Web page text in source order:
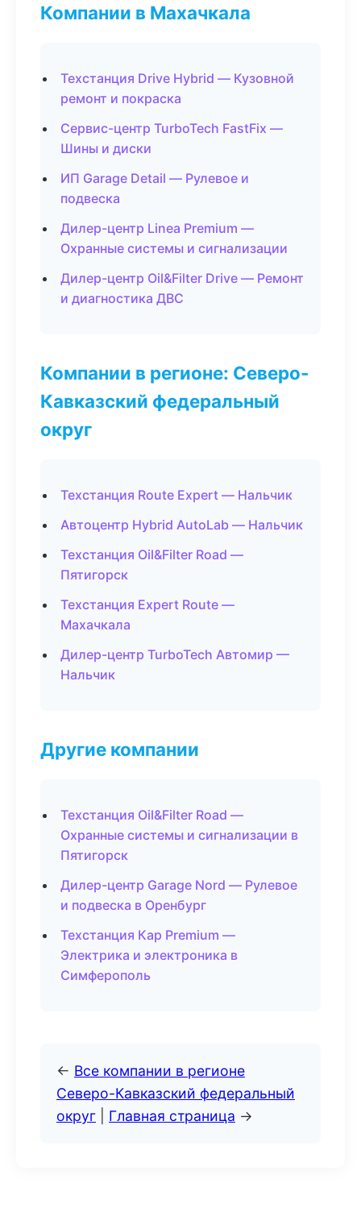
Компании в Махачкала
Техстанция Drive Hybrid — Кузовной
ремонт и покраска
Сервис-центр TurboTech FastFix —
Шины и диски
ИП Garage Detail — Рулевое и
подвеска
Дилер-центр Linea Premium —
Охранные системы и сигнализации
Дилер-центр Oil&Filter Drive — Ремонт
и диагностика ДВС
Компании в регионе: Северо-
Кавказский федеральный
округ
Техстанция Route Expert — Нальчик
Автоцентр Hybrid AutoLab — Нальчик
Техстанция Oil&Filter Road —
Пятигорск
Техстанция Expert Route —
Махачкала
Дилер-центр TurboTech Автомир —
Нальчик
Другие компании
Техстанция Oil&Filter Road —
Охранные системы и сигнализации в
Пятигорск
Дилер-центр Garage Nord — Рулевое
и подвеска в Оренбург
Техстанция Кар Premium —
Электрика и электроника в
Симферополь
← Все компании в регионе
Северо-Кавказский федеральный
округ
Главная страница →